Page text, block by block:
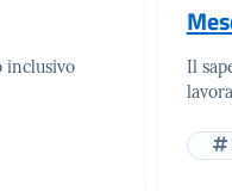
inclusivo
Il